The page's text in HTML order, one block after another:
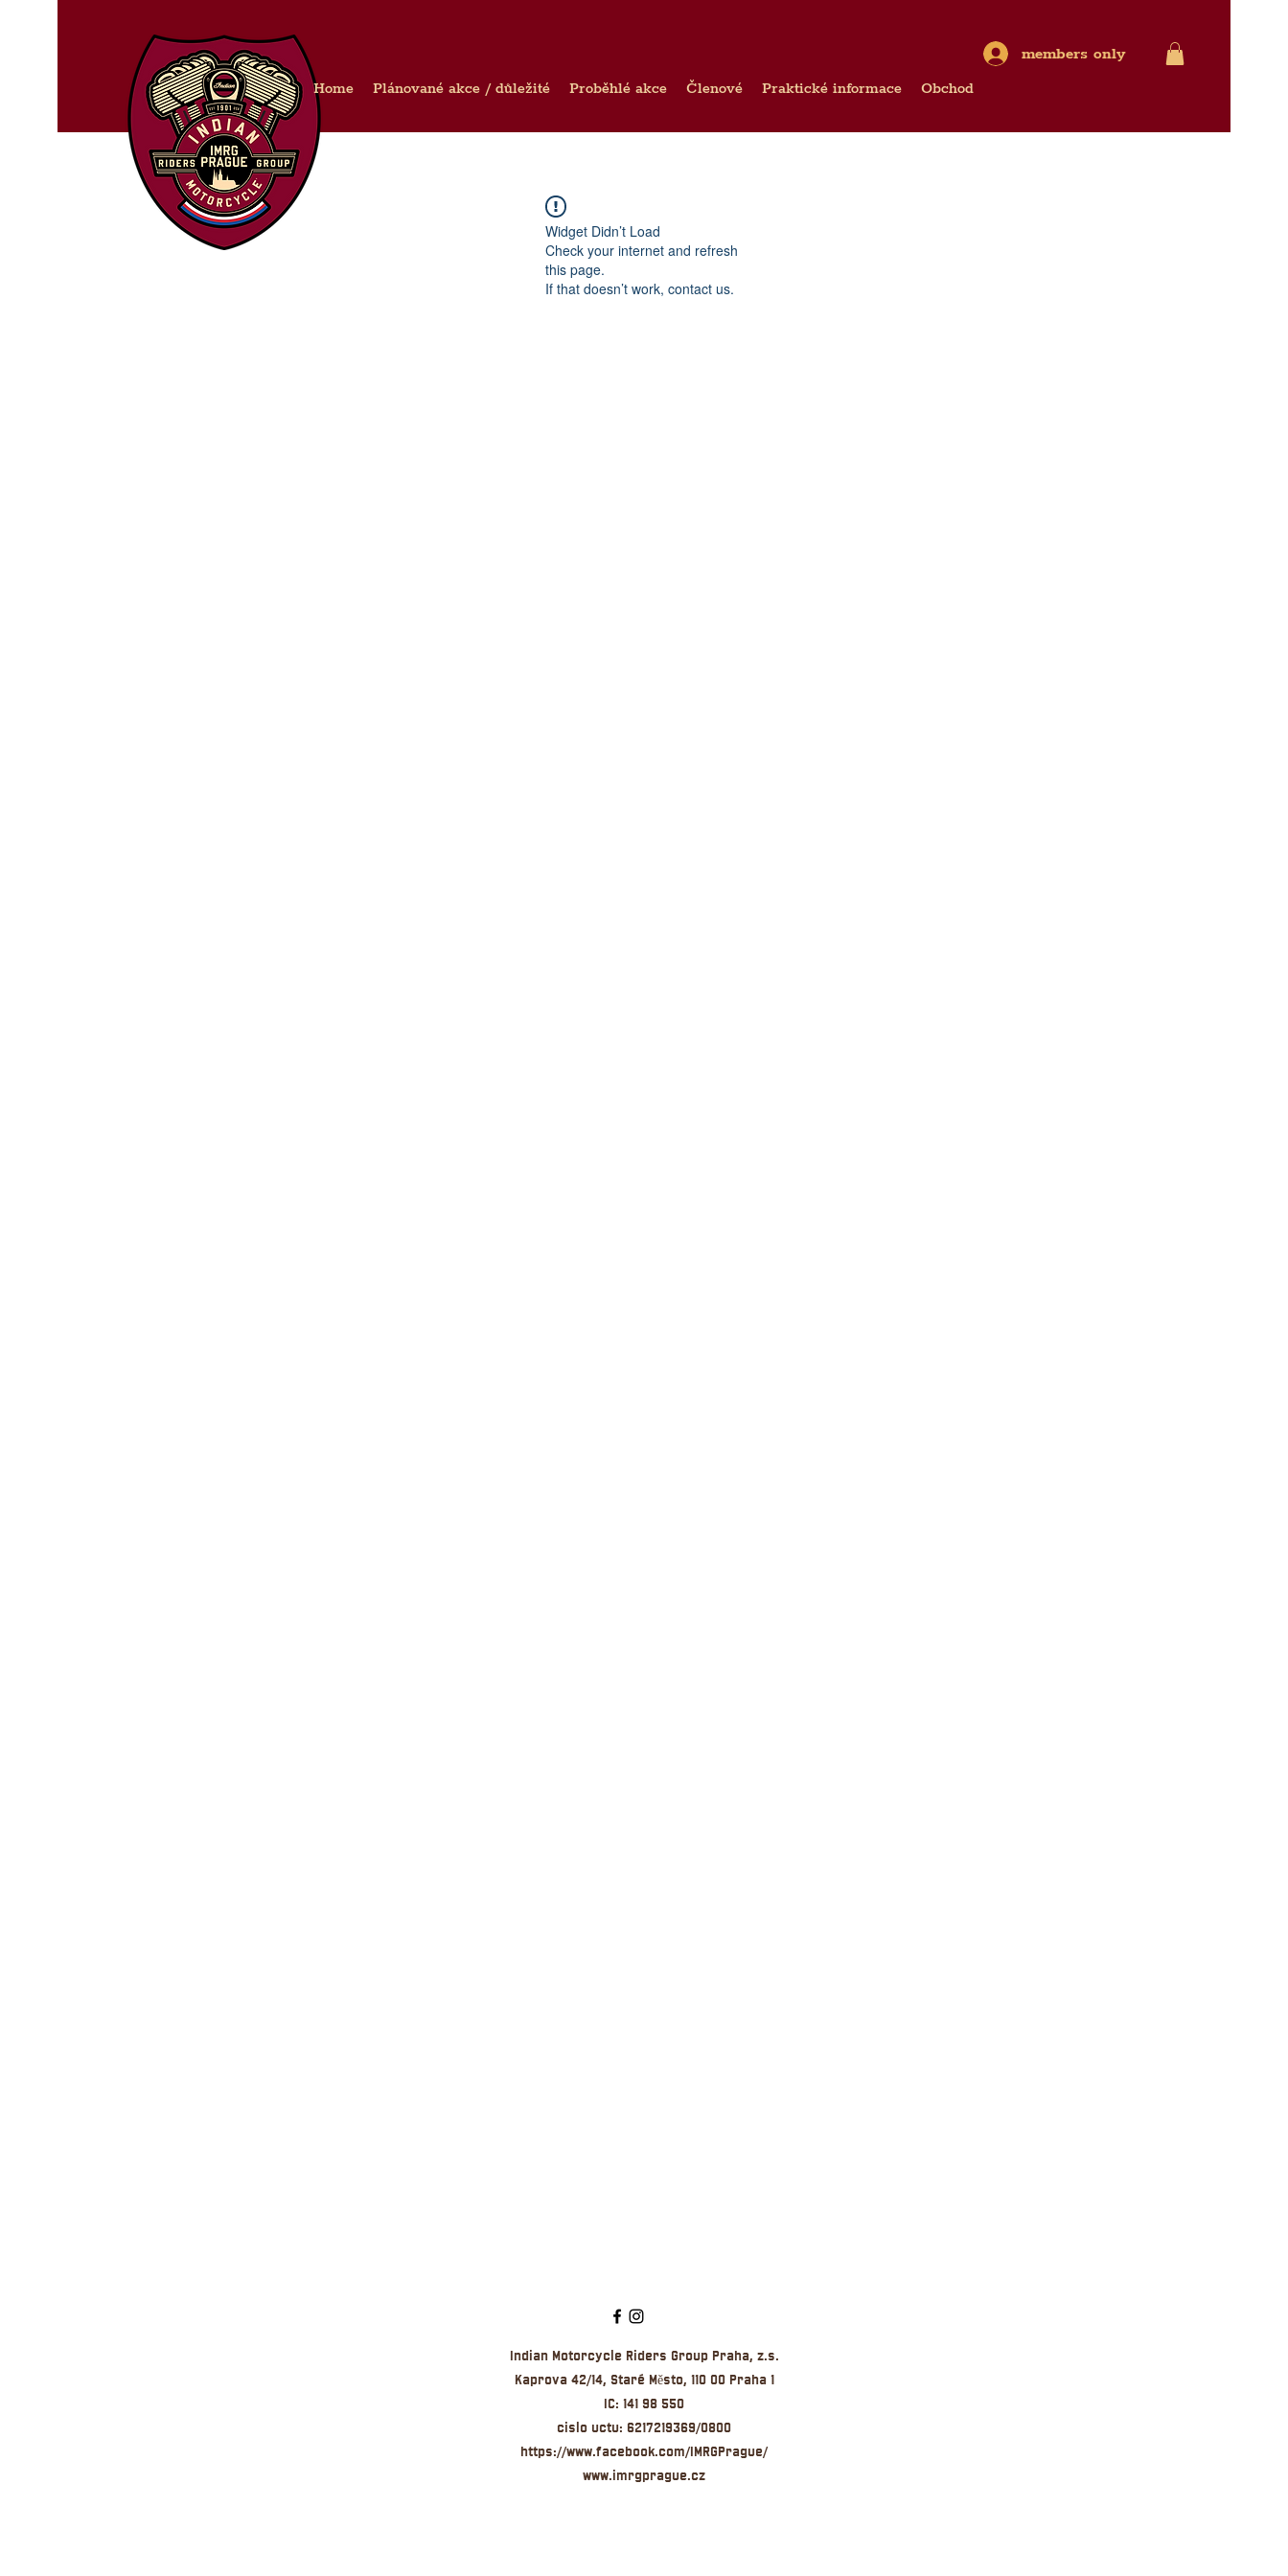
members only
Home Plánované akce / důležité Proběhlé akce Členové Praktické informace Obchod
Widget Didn’t Load
Check your internet and refresh
this page.
If that doesn’t work, contact us.
Indian Motorcycle Riders Group Praha, z.s.
Kaprova 42/14, Staré Město, 110 00 Praha 1
IC: 141 98 550
cislo uctu: 6217219369/0800
https://www.facebook.com/IMRGPrague/
www.imrgprague.cz